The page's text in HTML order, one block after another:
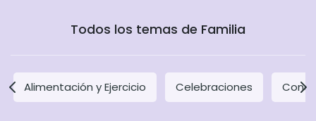
Todos los temas de Familia
Alimentación y Ejercicio Celebraciones